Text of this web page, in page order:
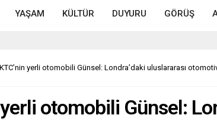
YAŞAM KÜLTÜR DUYURU GÖRÜŞ
yerli otomobili Günsel: Londra’daki uluslararası
yerli otomobili Günsel: